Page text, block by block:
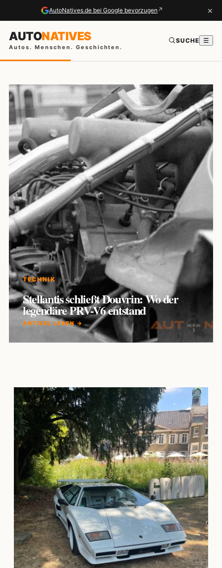
AutoNatives.de bei Google bevorzugen ↗ ×
AUTONATIVES
Autos. Menschen. Geschichten.
SUCHE ☰
TECHNIK
Stellantis schließt Douvrin: Wo der
legendäre PRV-V6 entstand
ARTIKEL LESEN →